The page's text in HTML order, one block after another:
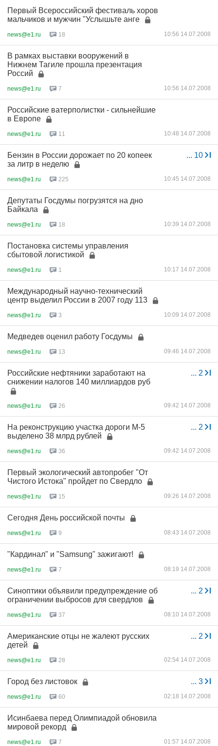
Первый Всероссийский фестиваль хоров
мальчиков и мужчин "Услышьте анге
news@e1.ru 18 10:56 14.07.2008
В рамках выставки вооружений в
Нижнем Тагиле прошла презентация
Россий
news@e1.ru 7 10:56 14.07.2008
Российские ватерполистки - сильнейшие
в Европе
news@e1.ru 11 10:48 14.07.2008
... 10
Бензин в России дорожает по 20 копеек
за литр в неделю
news@e1.ru 225 10:45 14.07.2008
Депутаты Госдумы погрузятся на дно
Байкала
news@e1.ru 18 10:39 14.07.2008
Постановка системы управления
сбытовой логистикой
news@e1.ru 1 10:17 14.07.2008
Международный научно-технический
центр выделил России в 2007 году 113
news@e1.ru 3 10:09 14.07.2008
Медведев оценил работу Госдумы
news@e1.ru 13 09:46 14.07.2008
... 2
Российские нефтяники заработают на
снижении налогов 140 миллиардов руб
news@e1.ru 26 09:42 14.07.2008
... 2
На реконструкцию участка дороги М-5
выделено 38 млрд рублей
news@e1.ru 36 09:42 14.07.2008
Первый экологический автопробег "От
Чистого Истока" пройдет по Свердло
news@e1.ru 15 09:26 14.07.2008
Сегодня День российской почты
news@e1.ru 9 08:43 14.07.2008
"Кардинал" и "Samsung" зажигают!
news@e1.ru 7 08:19 14.07.2008
... 2
Синоптики объявили предупреждение об
ограничении выбросов для свердлов
news@e1.ru 37 08:10 14.07.2008
... 2
Американские отцы не жалеют русских
детей
news@e1.ru 28 02:54 14.07.2008
... 3
Город без листовок
news@e1.ru 60 02:18 14.07.2008
Исинбаева перед Олимпиадой обновила
мировой рекорд
news@e1.ru 7 01:57 14.07.2008